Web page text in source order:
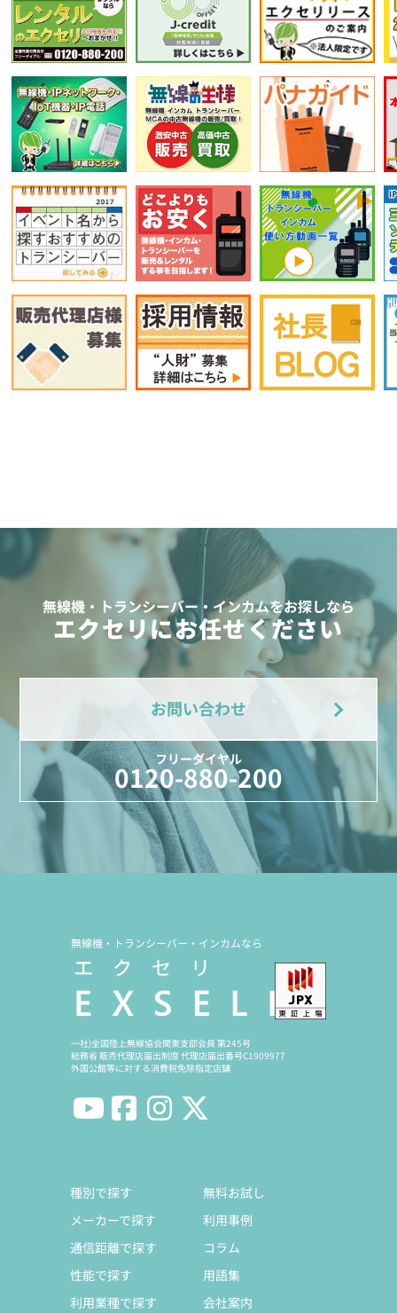
無線機・トランシーバー・インカムをお探しなら
エクセリにお任せください
お問い合わせ
フリーダイヤル
0120-880-200
無線機・トランシーバー・インカムなら
一社)全国陸上無線協会関東支部会員 第245号
総務省 販売代理店届出制度 代理店届出番号C1909977
外国公館等に対する消費税免除指定店舗
種別で探す
メーカーで探す
通信距離で探す
性能で探す
利用業種で探す
無料お試し
利用事例
コラム
用語集
会社案内